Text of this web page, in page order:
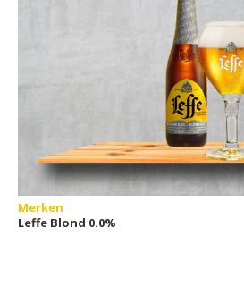
Merken
Leffe Blond 0.0%